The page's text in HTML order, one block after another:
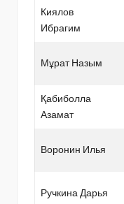
Киялов
Ибрагим
Мұрат Назым
Қабиболла
Азамат
Воронин Илья
Ручкина Дарья